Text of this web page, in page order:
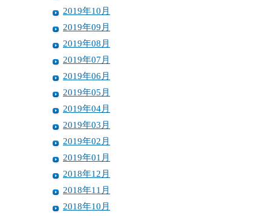
2019年10月
2019年09月
2019年08月
2019年07月
2019年06月
2019年05月
2019年04月
2019年03月
2019年02月
2019年01月
2018年12月
2018年11月
2018年10月